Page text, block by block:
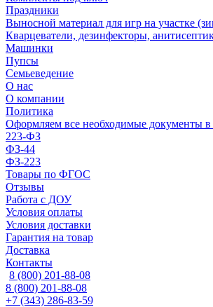
Праздники
Выносной материал для игр на участке
Кварцеватели, дезинфекторы,
Машинки
Пупсы
Семьеведение
О нас
О компании
Политика
Оформляем все необходимые документы
223-ФЗ
ФЗ-44
ФЗ-223
Товары по ФГОС
Отзывы
Работа с ДОУ
Условия оплаты
Условия доставки
Гарантия на товар
Доставка
Контакты
8 (800) 201-88-08
8 (800) 201-88-08
+7 (343) 286-83-59